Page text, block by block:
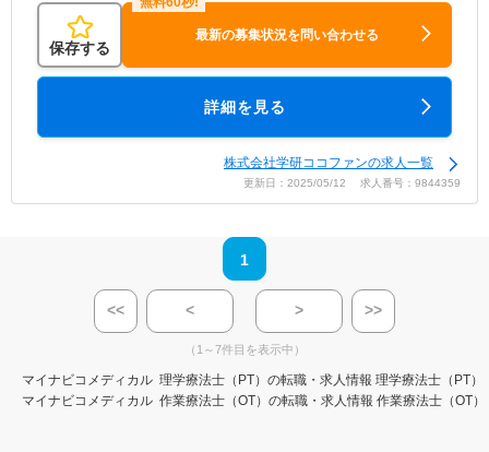
保存する
最新の募集状況を問い合わせる
詳細を見る
株式会社学研ココファンの求人一覧
更新日：2025/05/12 求人番号：9844359
1
<< < > >>
（1～7件目を表示中）
マイナビコメディカル 理学療法士（PT）の転職・求人情報 理学療法士（PT）
マイナビコメディカル 作業療法士（OT）の転職・求人情報 作業療法士（OT